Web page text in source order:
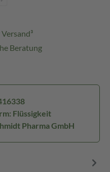
Beratung
Flüssigkeit
Pharma GmbH